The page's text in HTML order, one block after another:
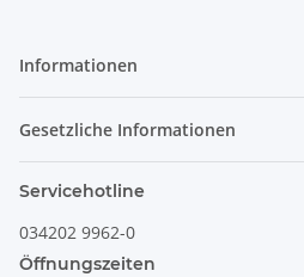
Informationen
Gesetzliche Informationen
Servicehotline
034202 9962-0
Öffnungszeiten